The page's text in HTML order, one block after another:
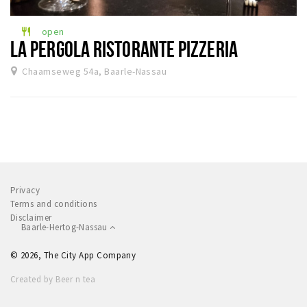
Dormir
Récréation
Achats
Activité
Piste cyclable
restaurant open
LA PERGOLA RISTORANTE PIZZERIA
Chaamseweg 54a, Baarle-Nassau
Privacy
Terms and conditions
Disclaimer
Baarle-Hertog-Nassau
© 2026, The City App Company
Created by Beer n tea